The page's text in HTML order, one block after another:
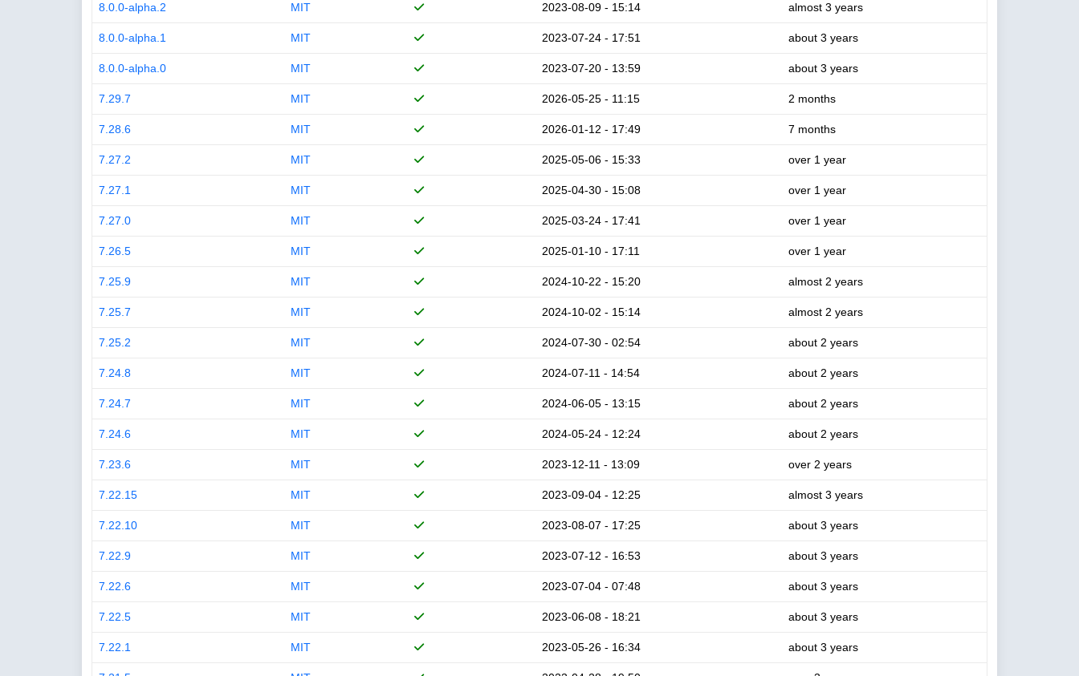
8.0.0-alpha.2 MIT 2023-08-09 - 15:14 almost 3 years
8.0.0-alpha.1 MIT 2023-07-24 - 17:51 about 3 years
8.0.0-alpha.0 MIT 2023-07-20 - 13:59 about 3 years
7.29.7 MIT 2026-05-25 - 11:15 2 months
7.28.6 MIT 2026-01-12 - 17:49 7 months
7.27.2 MIT 2025-05-06 - 15:33 over 1 year
7.27.1 MIT 2025-04-30 - 15:08 over 1 year
7.27.0 MIT 2025-03-24 - 17:41 over 1 year
7.26.5 MIT 2025-01-10 - 17:11 over 1 year
7.25.9 MIT 2024-10-22 - 15:20 almost 2 years
7.25.7 MIT 2024-10-02 - 15:14 almost 2 years
7.25.2 MIT 2024-07-30 - 02:54 about 2 years
7.24.8 MIT 2024-07-11 - 14:54 about 2 years
7.24.7 MIT 2024-06-05 - 13:15 about 2 years
7.24.6 MIT 2024-05-24 - 12:24 about 2 years
7.23.6 MIT 2023-12-11 - 13:09 over 2 years
7.22.15 MIT 2023-09-04 - 12:25 almost 3 years
7.22.10 MIT 2023-08-07 - 17:25 about 3 years
7.22.9 MIT 2023-07-12 - 16:53 about 3 years
7.22.6 MIT 2023-07-04 - 07:48 about 3 years
7.22.5 MIT 2023-06-08 - 18:21 about 3 years
7.22.1 MIT 2023-05-26 - 16:34 about 3 years